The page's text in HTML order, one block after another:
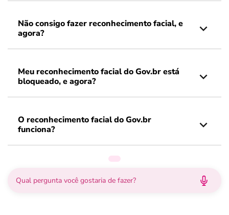
Não consigo fazer reconhecimento facial, e
agora?
Meu reconhecimento facial do Gov.br está
bloqueado, e agora?
O reconhecimento facial do Gov.br
funciona?